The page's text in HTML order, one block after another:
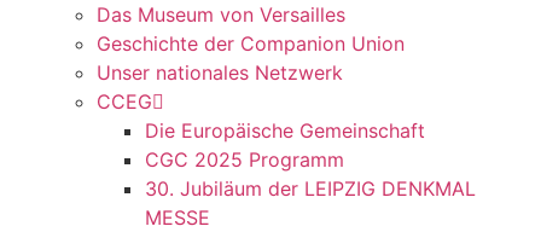
Das Museum von Versailles
Geschichte der Companion Union
Unser nationales Netzwerk
CCEG
Die Europäische Gemeinschaft
CGC 2025 Programm
30. Jubiläum der LEIPZIG DENKMAL
MESSE